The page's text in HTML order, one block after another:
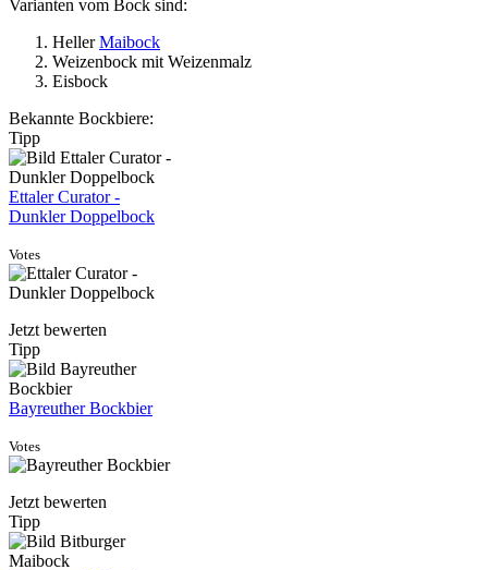
Varianten vom Bock sind:
HellerMaibock
Weizenbock mit Weizenmalz
Eisbock
Bekannte Bockbiere:
Tipp
Ettaler Curator -
Dunkler Doppelbock
Votes
Jetzt bewerten
Tipp
Bayreuther Bockbier
Votes
Jetzt bewerten
Tipp